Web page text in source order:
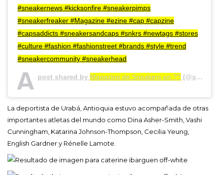
#sneakernews #kicksonfire #sneakerpimps
#sneakerfreaker #Magazine #ezine #cap #capzine
#capsaddicts #sneakersandcaps #snkrs #newtags #stores
#culture #fashion #fashionstreet #brands #style #trend
#sneakercommunity #sneakerhead
A post shared by Magazine de Sneakers en ?? (@sneakerzinecol) on
La deportista de Urabá, Antioquia estuvo acompañada de otras
importantes atletas del mundo como Dina Asher-Smith, Vashi
Cunningham, Katarina Johnson-Thompson, Cecilia Yeung,
English Gardner y Rénelle Lamote.